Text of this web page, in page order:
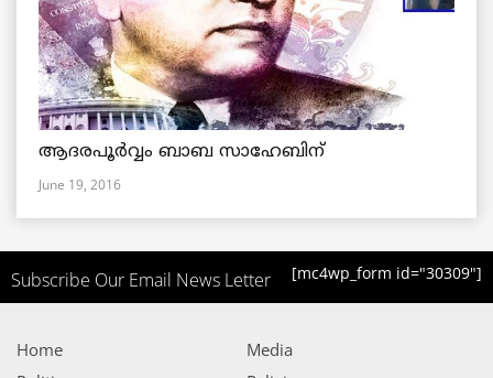
ആദരപൂര്‍വ്വം ബാബ സാഹേബിന്
June 19, 2016
Subscribe Our Email News Letter [mc4wp_form id="30309"]
Home
Media